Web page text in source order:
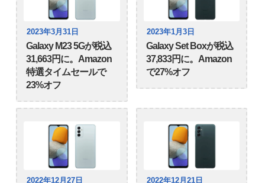
2023年3月31日
Galaxy M23 5Gが税込
31,663円に。Amazon
特選タイムセールで
23%オフ
2023年1月3日
Galaxy Set Boxが税込
37,833円に。Amazon
で27%オフ
2022年12月27日 2022年12月21日